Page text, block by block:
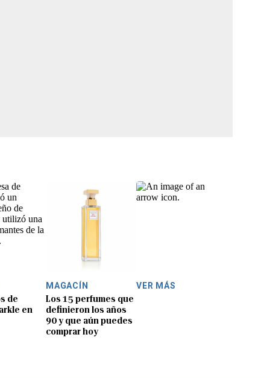
de
en
MAGACÍN
Los 15 perfumes que
definieron los años
90 y que aún puedes
comprar hoy
VER MÁS